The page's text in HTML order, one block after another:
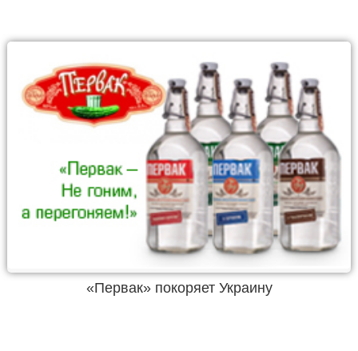
«Первак» покоряет Украину